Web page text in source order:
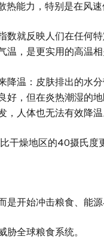
能力，特别是在风速
就反映人们在任何特
，是更实用的高温相
温：皮肤排出的水分
好，但在炎热潮湿的
人体也无法有效降温
燥地区的40摄氏度
开始冲击粮食、能源
全球粮食系统。